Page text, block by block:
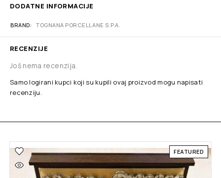
DODATNE INFORMACIJE
BRAND TOGNANA PORCELLANE S.P.A.
RECENZIJE
Još nema recenzija.
Samo logirani kupci koji su kupili ovaj proizvod mogu napisati
recenziju.
FEATURED